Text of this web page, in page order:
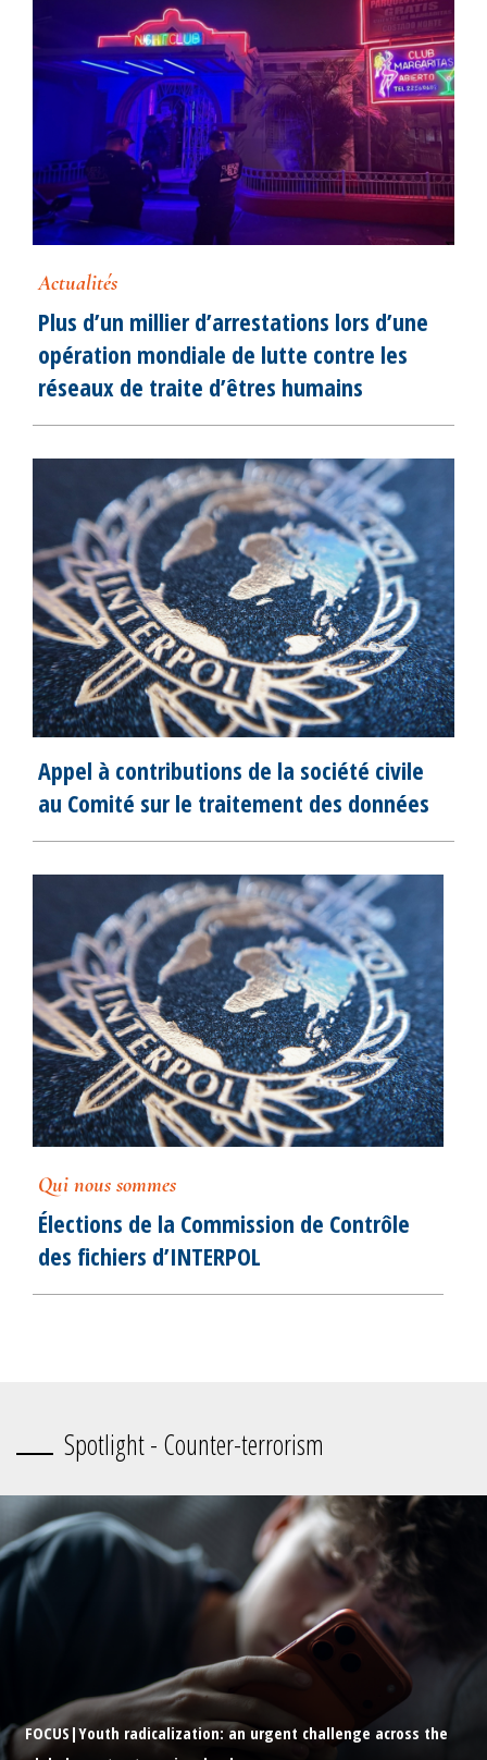
Actualités
Plus d’un millier d’arrestations lors d’une
opération mondiale de lutte contre les
réseaux de traite d’êtres humains
Appel à contributions de la société civile
au Comité sur le traitement des données
Qui nous sommes
Élections de la Commission de Contrôle
des fichiers d’INTERPOL
Spotlight - Counter-terrorism
FOCUS|Youth radicalization: an urgent challenge across the